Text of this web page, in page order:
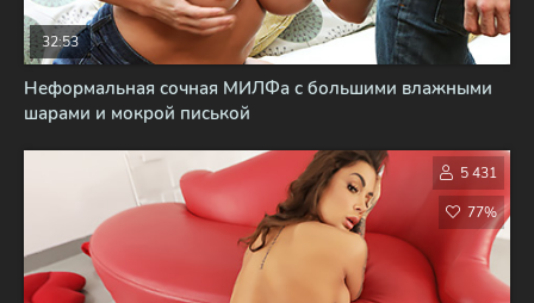
Неформальная сочная МИЛФа с большими влажными
шарами и мокрой писькой
32:53
5 431
77%